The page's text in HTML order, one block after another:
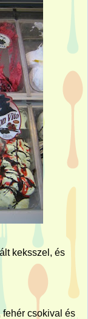
keksszel, és
fehér csokival és